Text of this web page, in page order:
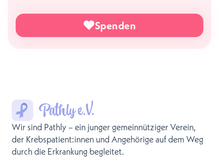
Spenden
Wir sind Pathly – ein junger gemeinnütziger Verein,
der Krebspatient:innen und Angehörige auf dem Weg
durch die Erkrankung begleitet.